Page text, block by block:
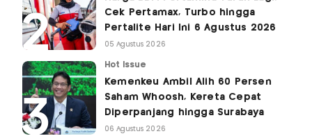
Cek Pertamax, Turbo hingga
Pertalite Hari Ini 6 Agustus 2026
05 Agustus 2026
Hot Issue
Kemenkeu Ambil Alih 60 Persen
Saham Whoosh, Kereta Cepat
Diperpanjang hingga Surabaya
06 Agustus 2026